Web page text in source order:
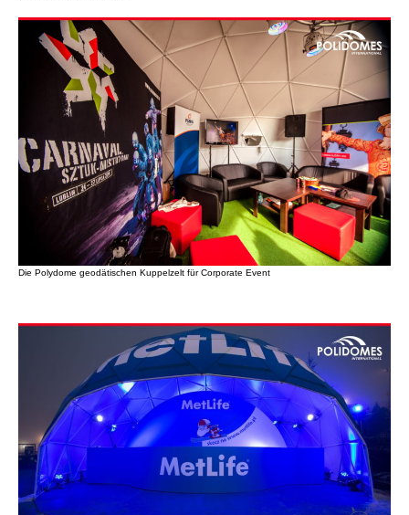
Die Polydome geodätischen Kuppelzelt für Corporate Event